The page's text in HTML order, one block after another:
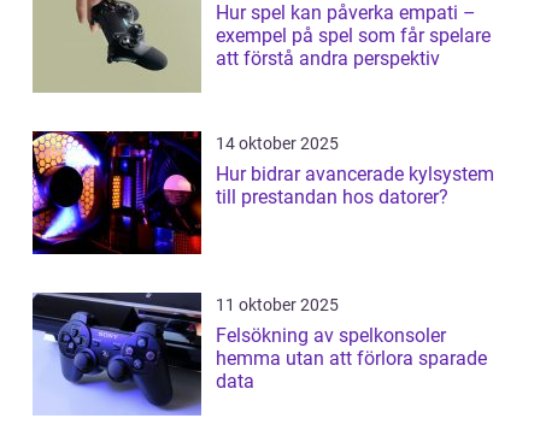
Hur spel kan påverka empati –
exempel på spel som får spelare
att förstå andra perspektiv
14 oktober 2025
Hur bidrar avancerade kylsystem
till prestandan hos datorer?
11 oktober 2025
Felsökning av spelkonsoler
hemma utan att förlora sparade
data